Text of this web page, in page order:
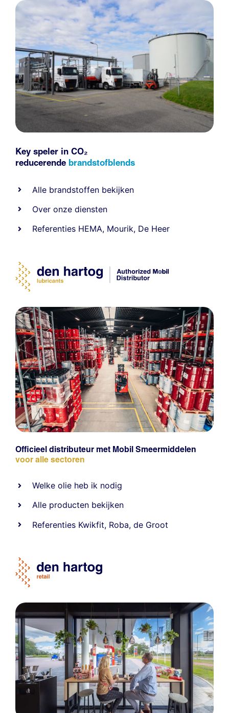
Key speler in CO₂
reducerende brandstofblends
Alle brandstoffen bekijken
Over onze diensten
Referenties HEMA, Mourik, De Heer
Officieel distributeur met Mobil Smeermiddelen
voor alle sectoren
Welke olie heb ik nodig
Alle producten bekijken
Referenties Kwikfit, Roba,de Groot